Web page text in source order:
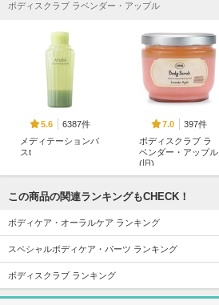
ボディスクラブ ラベンダー・アップル
5.6
6387件
メディテーションバ
スt
7.0
397件
ボディスクラブ ラ
ベンダー・アップル
(旧)
5.7
58件
ボディスクラブ TO
シャネル N°5 サヴ
この商品の関連ランキングもCHECK！
ボディケア・オーラルケア ランキング
スペシャルボディケア・パーツ ランキング
ボディスクラブ ランキング